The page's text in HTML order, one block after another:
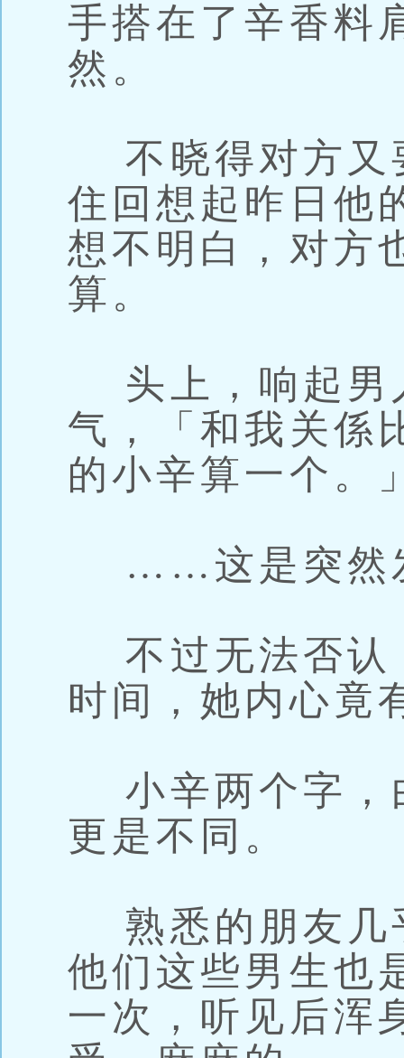
手搭在了辛香料
然。
不晓得对方又
住回想起昨日他
想不明白，对方
算。
头上，响起男
气，「和我关係
的小辛算一个。
……这是突然
不过无法否认
时间，她内心竟
小辛两个字，
更是不同。
熟悉的朋友几
他们这些男生也
一次，听见后浑